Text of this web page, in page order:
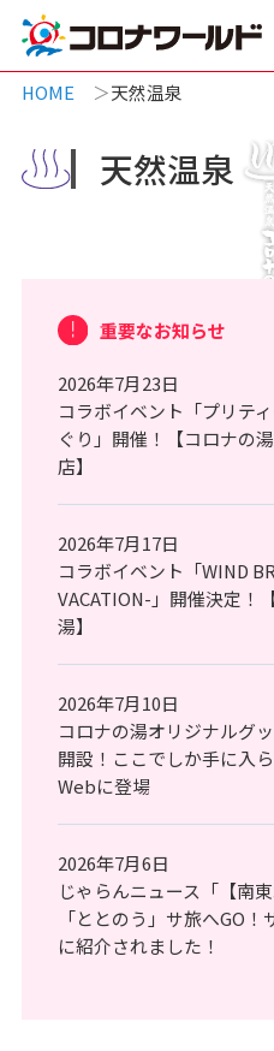
HOME 天然温泉
天然温泉
重要なお知らせ
2026年7月23日
コラボイベント「プリテ
ぐり」開催！【コロナの
店】
2026年7月17日
コラボイベント「WIND
VACATION-」開催決定！
湯】
2026年7月10日
コロナの湯オリジナルグ
開設！ここでしか手に入
Webに登場
2026年7月6日
じゃらんニュース「【南
「ととのう」サ旅へGO！
に紹介されました！